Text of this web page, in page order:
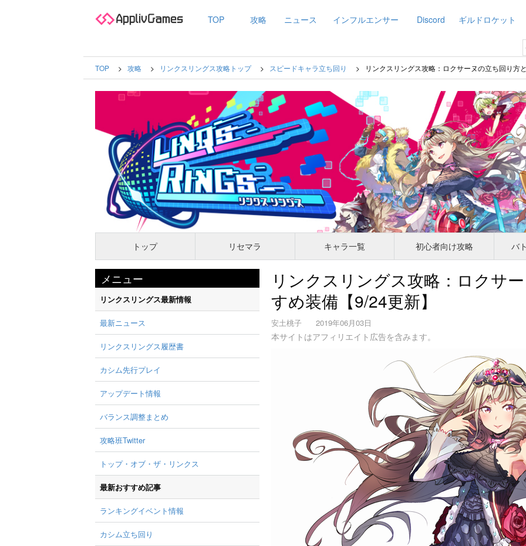
TOP 攻略 ニュース インフルエンサー Discord ギルドロケット
TOP 攻略 リンクスリングス攻略トップ スピードキャラ立ち回り リンクスリングス攻略：ロクサーヌの立ち回り方
トップ リセマラ キャラ一覧 初心者向け攻略 バ
リンクスリングス攻略：ロクサ
すめ装備【9/24更新】
安土桃子 2019年06月03日
本サイトはアフィリエイト広告を含みます。
メニュー
リンクスリングス最新情報
最新ニュース
リンクスリングス履歴書
カシム先行プレイ
アップデート情報
バランス調整まとめ
攻略班Twitter
トップ・オブ・ザ・リンクス
最新おすすめ記事
ランキングイベント情報
カシム立ち回り